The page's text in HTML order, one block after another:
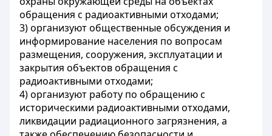
обращения с радиоактивными отходами;
3) организуют общественные обсуждения и
информирование населения по вопросам
размещения, сооружения, эксплуатации и
закрытия объектов обращения с
радиоактивными отходами;
4) организуют работу по обращению с
историческими радиоактивными отходами,
ликвидации радиационного загрязнения, а